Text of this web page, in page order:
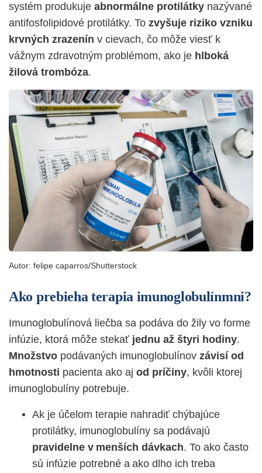
systém produkuje abnormálne protilátky nazývané
antifosfolipidové protilátky. To zvyšuje riziko vzniku
krvných zrazenín v cievach, čo môže viesť k
vážnym zdravotným problémom, ako je hlboká
žilová trombóza.
Autor: felipe caparros/Shutterstock
Ako prebieha terapia imunoglobulínmni?
Imunoglobulínová liečba sa podáva do žily vo forme
infúzie, ktorá môže stekať jednu až štyri hodiny.
Množstvo podávaných imunoglobulínov závisí od
hmotnosti pacienta ako aj od príčiny, kvôli ktorej
imunoglobulíny potrebuje.
Ak je účelom terapie nahradiť chýbajúce
protilátky, imunoglobulíny sa podávajú
pravidelne v menších dávkach. To ako často
sú infúzie potrebné a ako dlho ich treba